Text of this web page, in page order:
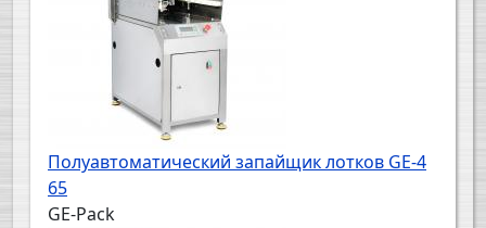
Полуавтоматический запайщик лотков GE-4
65
GE-Pack